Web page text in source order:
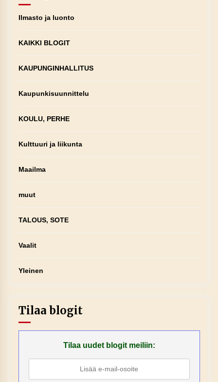
Ilmasto ja luonto
KAIKKI BLOGIT
KAUPUNGINHALLITUS
Kaupunkisuunnittelu
KOULU, PERHE
Kulttuuri ja liikunta
Maailma
muut
TALOUS, SOTE
Vaalit
Yleinen
Tilaa blogit
Tilaa uudet blogit meiliin: